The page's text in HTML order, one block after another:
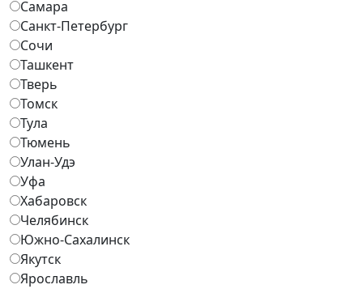
Самара
Санкт-Петербург
Сочи
Ташкент
Тверь
Томск
Тула
Тюмень
Улан-Удэ
Уфа
Хабаровск
Челябинск
Южно-Сахалинск
Якутск
Ярославль